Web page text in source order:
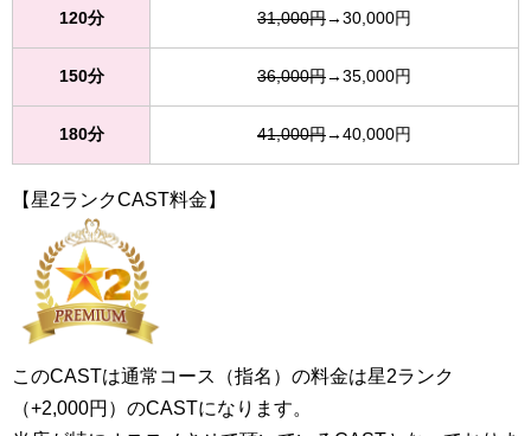
120分 31,000円→30,000円
150分 36,000円→35,000円
180分 41,000円→40,000円
【星2ランクCAST料金】
このCASTは通常コース（指名）の料金は星2ランク
（+2,000円）のCASTになります。